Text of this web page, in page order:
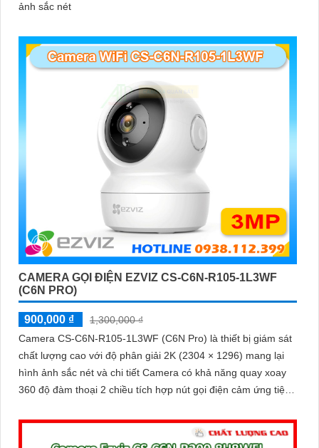
ảnh sắc nét
CAMERA GỌI ĐIỆN EZVIZ CS-C6N-R105-1L3WF
(C6N PRO)
900,000 ₫
1,300,000 ₫
Camera CS-C6N-R105-1L3WF (C6N Pro) là thiết bị giám sát
chất lượng cao với độ phân giải 2K (2304 × 1296) mang lại
hình ảnh sắc nét và chi tiết Camera có khả năng quay xoay
360 độ đàm thoại 2 chiều tích hợp nút gọi điện cảm ứng tiện
được trang bị công nghệ phát hiện chuyển động thông minh
tăng cường an ninh cho không gian của bạn. Loại Camera